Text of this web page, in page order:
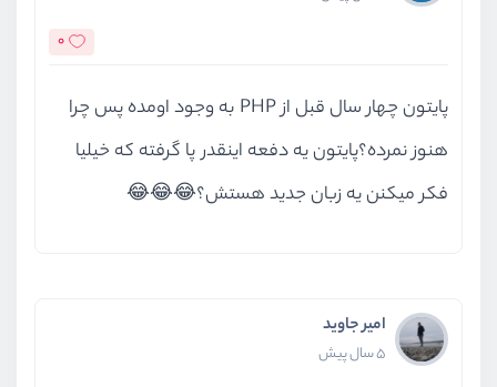
0
پایتون چهار سال قبل از PHP به وجود اومده پس چرا
هنوز نمرده؟پایتون یه دفعه اینقدر پا گرفته که خیلیا
فکر میکنن یه زبان جدید هستش؟😂😂😂
امیر جاوید
5 سال پیش